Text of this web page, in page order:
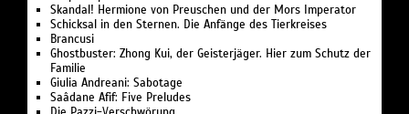
Skandal! Hermione von Preuschen und der Mors Imperator
Schicksal in den Sternen. Die Anfänge des Tierkreises
Brancusi
Ghostbuster: Zhong Kui, der Geisterjäger. Hier zum Schutz der
Familie
Giulia Andreani: Sabotage
Saâdane Afif: Five Preludes